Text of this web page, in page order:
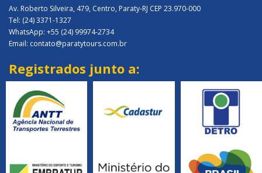
Av. Roberto Silveira, 479, Centro, Paraty-RJ CEP 23.970-000
Tel: (24) 3371-1327
WhatsApp: +55 (24) 99974-2734
Email: contato@paratytours.com.br
Registrados junto a: